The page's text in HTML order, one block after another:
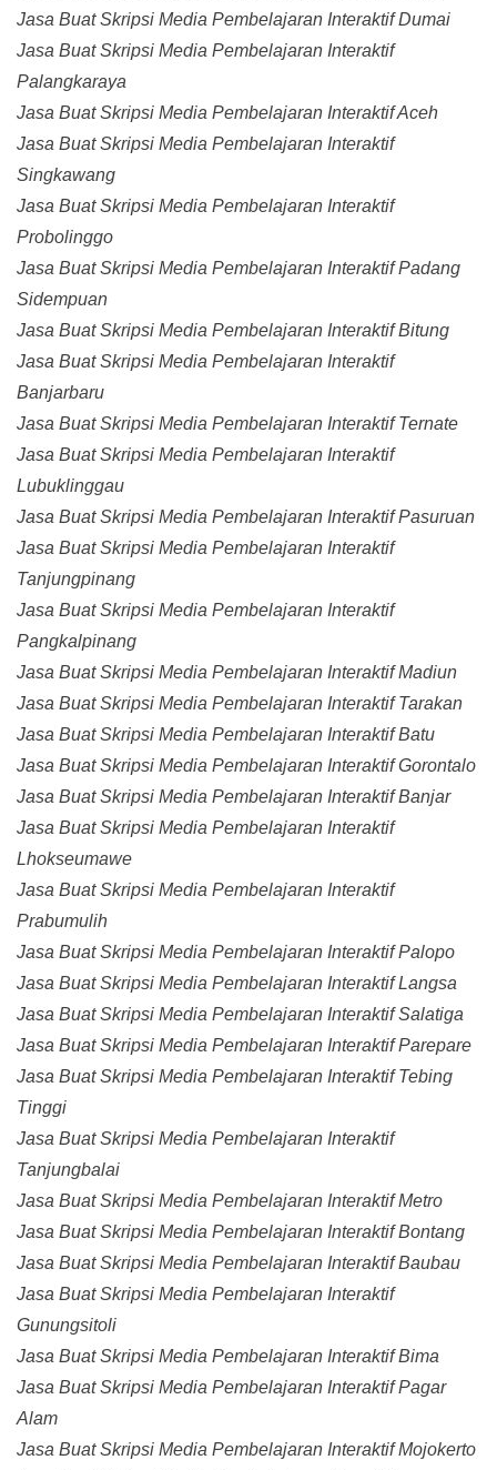
Jasa Buat Skripsi Media Pembelajaran Interaktif Dumai
Jasa Buat Skripsi Media Pembelajaran Interaktif
Palangkaraya
Jasa Buat Skripsi Media Pembelajaran Interaktif Aceh
Jasa Buat Skripsi Media Pembelajaran Interaktif
Singkawang
Jasa Buat Skripsi Media Pembelajaran Interaktif
Probolinggo
Jasa Buat Skripsi Media Pembelajaran Interaktif Padang
Sidempuan
Jasa Buat Skripsi Media Pembelajaran Interaktif Bitung
Jasa Buat Skripsi Media Pembelajaran Interaktif
Banjarbaru
Jasa Buat Skripsi Media Pembelajaran Interaktif Ternate
Jasa Buat Skripsi Media Pembelajaran Interaktif
Lubuklinggau
Jasa Buat Skripsi Media Pembelajaran Interaktif Pasuruan
Jasa Buat Skripsi Media Pembelajaran Interaktif
Tanjungpinang
Jasa Buat Skripsi Media Pembelajaran Interaktif
Pangkalpinang
Jasa Buat Skripsi Media Pembelajaran Interaktif Madiun
Jasa Buat Skripsi Media Pembelajaran Interaktif Tarakan
Jasa Buat Skripsi Media Pembelajaran Interaktif Batu
Jasa Buat Skripsi Media Pembelajaran Interaktif Gorontalo
Jasa Buat Skripsi Media Pembelajaran Interaktif Banjar
Jasa Buat Skripsi Media Pembelajaran Interaktif
Lhokseumawe
Jasa Buat Skripsi Media Pembelajaran Interaktif
Prabumulih
Jasa Buat Skripsi Media Pembelajaran Interaktif Palopo
Jasa Buat Skripsi Media Pembelajaran Interaktif Langsa
Jasa Buat Skripsi Media Pembelajaran Interaktif Salatiga
Jasa Buat Skripsi Media Pembelajaran Interaktif Parepare
Jasa Buat Skripsi Media Pembelajaran Interaktif Tebing
Tinggi
Jasa Buat Skripsi Media Pembelajaran Interaktif
Tanjungbalai
Jasa Buat Skripsi Media Pembelajaran Interaktif Metro
Jasa Buat Skripsi Media Pembelajaran Interaktif Bontang
Jasa Buat Skripsi Media Pembelajaran Interaktif Baubau
Jasa Buat Skripsi Media Pembelajaran Interaktif
Gunungsitoli
Jasa Buat Skripsi Media Pembelajaran Interaktif Bima
Jasa Buat Skripsi Media Pembelajaran Interaktif Pagar
Alam
Jasa Buat Skripsi Media Pembelajaran Interaktif Mojokerto